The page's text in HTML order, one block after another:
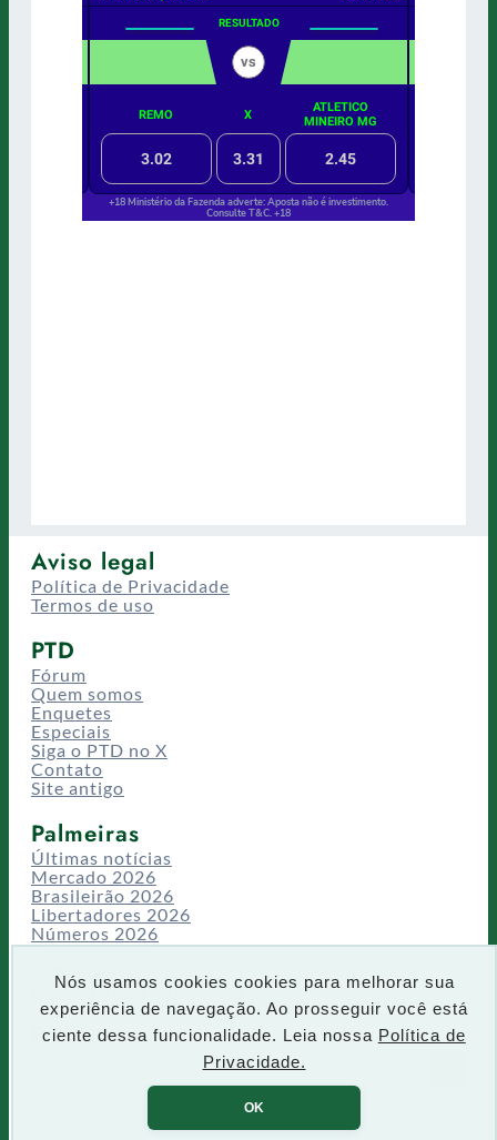
Nós usamos cookies cookies para melhorar sua
experiência de navegação. Ao prosseguir você está
ciente dessa funcionalidade. Leia nossa Política de
Privacidade.
OK
Aviso legal
Política de Privacidade
Termos de uso
PTD
Fórum
Quem somos
Enquetes
Especiais
Siga o PTD no X
Contato
Site antigo
Palmeiras
Últimas notícias
Mercado 2026
Brasileirão 2026
Libertadores 2026
Números 2026
Campeonatos
Temporadas
CT/Centro de Excelência
Busca
P
e
q
u